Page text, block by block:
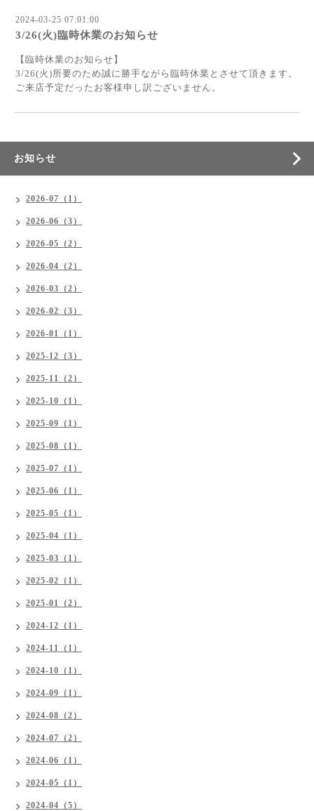
2024-03-25 07:01:00
3/26(火)臨時休業のお知らせ
【臨時休業のお知らせ】
3/26(火)所要のため誠に勝手ながら臨時休業とさせて頂きます。
ご来店予定だったお客様申し訳ございません。
お知らせ
2026-07（1）
2026-06（3）
2026-05（2）
2026-04（2）
2026-03（2）
2026-02（3）
2026-01（1）
2025-12（3）
2025-11（2）
2025-10（1）
2025-09（1）
2025-08（1）
2025-07（1）
2025-06（1）
2025-05（1）
2025-04（1）
2025-03（1）
2025-02（1）
2025-01（2）
2024-12（1）
2024-11（1）
2024-10（1）
2024-09（1）
2024-08（2）
2024-07（2）
2024-06（1）
2024-05（1）
2024-04（5）